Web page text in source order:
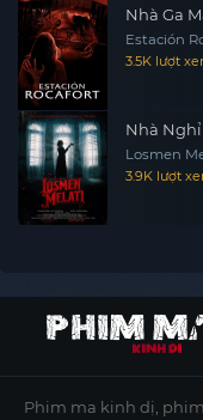
Nhà Ga
Estación
3.5K lượt
Nhà
Losmen
3.9K lượt
Phim ma kinh dị,